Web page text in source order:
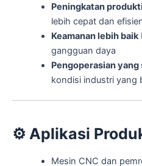
Peningkatan
lebih cepat dan
Keamanan lebih baik
gangguan daya
Pengoperasian yang
kondisi industri yang
⚙️ Aplikasi
Mesin CNC dan